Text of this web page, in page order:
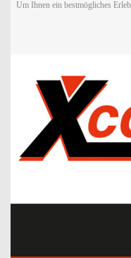
Um Ihnen ein bestmögliches